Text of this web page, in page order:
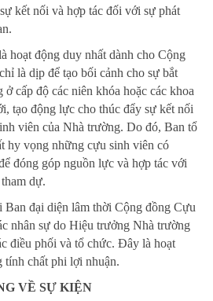
kết nối và hợp tác đối với sự phát
hoạt động duy nhất dành cho Cộng
là dịp để tạo bối cảnh cho sự bắt
ở cấp độ các niên khóa hoặc các khoa
tạo động lực cho thúc đẩy sự kết nối
viên của Nhà trường. Do đó, Ban tổ
hy vọng những cựu sinh viên có
đóng góp nguồn lực và hợp tác với
dự.
đại diện lâm thời Cộng đồng Cựu
nhân sự do Hiệu trưởng Nhà trường
điều phối và tổ chức. Đây là hoạt
tính chất phi lợi nhuận.
VỀ SỰ KIỆN